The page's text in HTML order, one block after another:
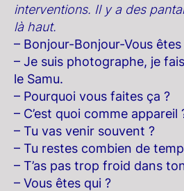
interventions. Il y a des
là haut.
– Bonjour-Bonjour-Vous êtes
– Je suis photographe, je
le Samu.
– Pourquoi vous faites ça ?
– C’est quoi comme appareil
– Tu vas venir souvent ?
– Tu restes combien de
– T’as pas trop froid dans
– Vous êtes qui ?